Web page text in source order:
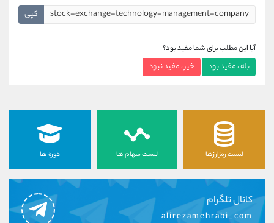
کپی
آیا این مطلب برای شما مفید بود؟
بله ، مفید بود خیر ، مفید نبود
لیست رمزارزها لیست سهام ها دوره ها
کانال تلگرام
alirezamehrabi_com